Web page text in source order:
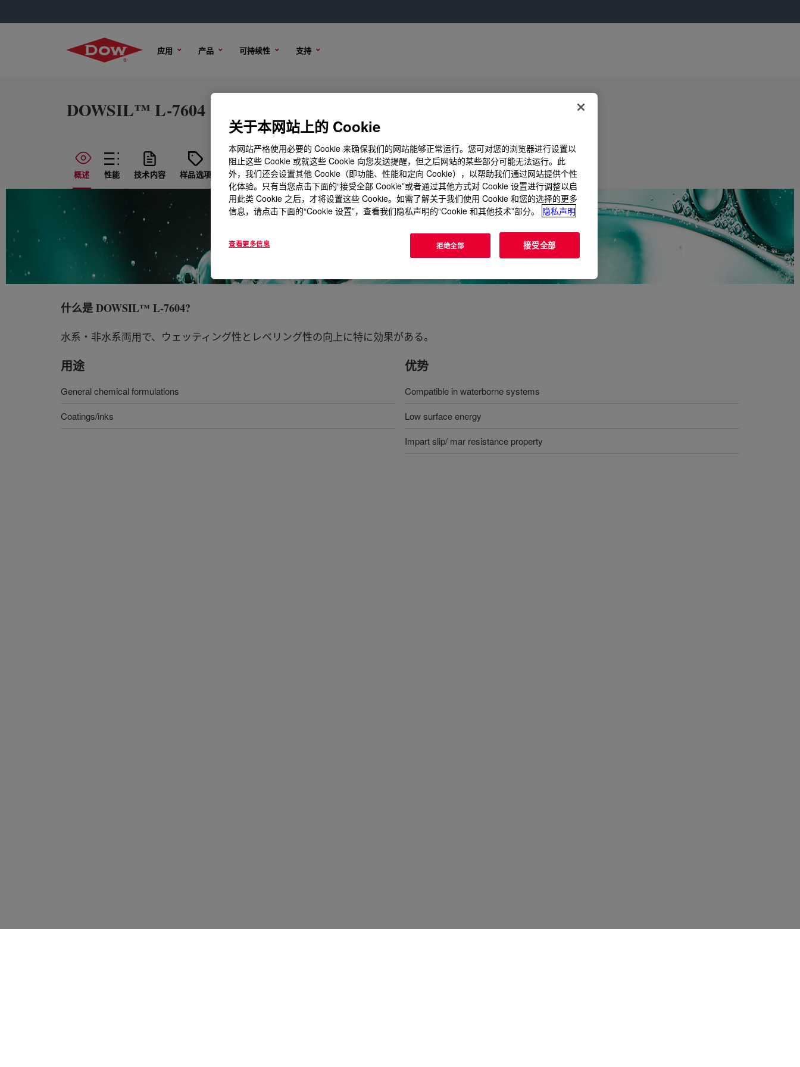
应用 产品 可持续性 支持
DOWSIL™ L-7604
概述 性能 技术内容 样品选项 购买选项
什么是DOWSIL™ L-7604?
水系・非水系両用で、ウェッティング性とレベリング性の向上に特に効果がある。
用途
General chemical formulations
Coatings/inks
优势
Compatible in waterborne systems
Low surface energy
Impart slip/ mar resistance property
关于本网站上的 Cookie
本网站严格使用必要的 Cookie 来确保我们的网站能够正常运行。您可对您的浏览器进行设置以
阻止这些 Cookie 或就这些 Cookie 向您发送提醒，但之后网站的某些部分可能无法运行。此
外，我们还会设置其他 Cookie（即功能、性能和定向 Cookie），以帮助我们通过网站提供个性
化体验。只有当您点击下面的“接受全部 Cookie”或者通过其他方式对 Cookie 设置进行调整以启
用此类 Cookie 之后，才将设置这些 Cookie。如需了解关于我们使用 Cookie 和您的选择的更多
信息，请点击下面的“Cookie 设置”，查看我们隐私声明的“Cookie 和其他技术”部分。
隐私声明
查看更多信息 拒绝全部 接受全部